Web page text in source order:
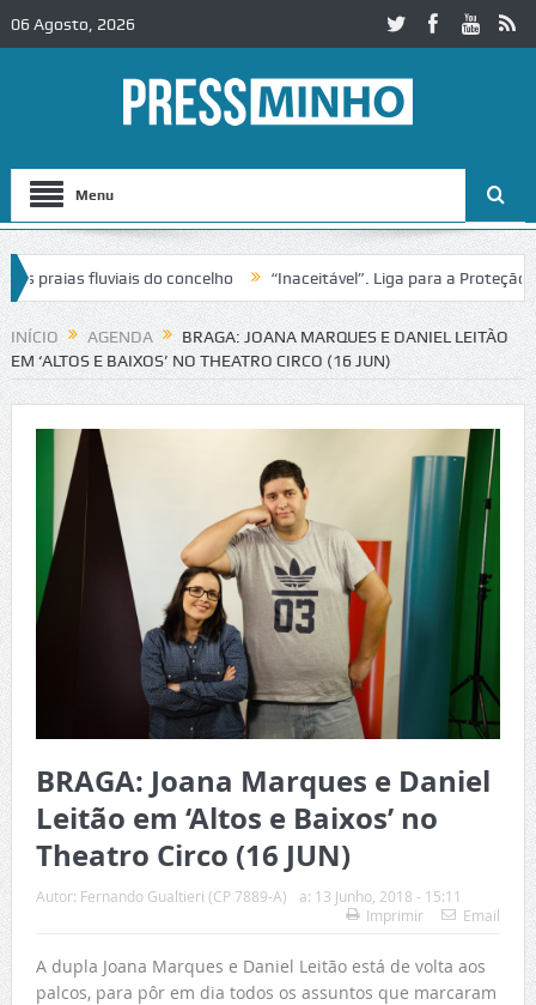
06 Agosto, 2026
Menu
fluviais do concelho “Inaceitável”. Liga para a Proteção da
de trânsito no IC2 em Alcobaça Igreja do Castelo de Cerveira
INÍCIO AGENDA
BRAGA: JOANA MARQUES E DANIEL LEITÃO
EM ‘ALTOS E BAIXOS’ NO THEATRO CIRCO (16 JUN)
BRAGA: Joana Marques e Daniel
Leitão em ‘Altos e Baixos’ no
Theatro Circo (16 JUN)
Autor: Fernando Gualtieri (CP 7889-A) a: 13 Junho, 2018 - 15:11
Imprimir
Email
A dupla Joana Marques e Daniel Leitão está de volta aos
palcos, para pôr em dia todos os assuntos que marcaram